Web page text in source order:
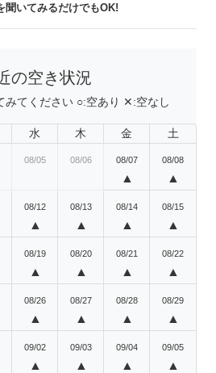
聞いてみるだけでもOK!
の空き状況
みてください ○:空あり ✕:空なし
水 木 金 土
08/05 08/06 08/07
▲
08/08
▲
08/12
▲
08/13
▲
08/14
▲
08/15
▲
08/19
▲
08/20
▲
08/21
▲
08/22
▲
08/26
▲
08/27
▲
08/28
▲
08/29
▲
09/02
▲
09/03
▲
09/04
▲
09/05
▲